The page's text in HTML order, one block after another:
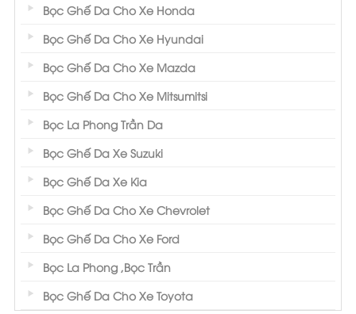
Bọc Ghế Da Cho Xe Honda
Bọc Ghế Da Cho Xe Hyundai
Bọc Ghế Da Cho Xe Mazda
Bọc Ghế Da Cho Xe Mitsumitsi
Bọc La Phong Trần Da
Bọc Ghế Da Xe Suzuki
Bọc Ghế Da Xe Kia
Bọc Ghế Da Cho Xe Chevrolet
Bọc Ghế Da Cho Xe Ford
Bọc La Phong ,Bọc Trần
Bọc Ghế Da Cho Xe Toyota